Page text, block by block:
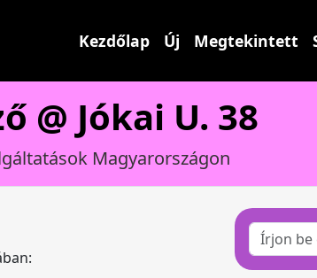
Kezdőlap Új Megtekintett
@ Jókai U. 38
Magyarországon